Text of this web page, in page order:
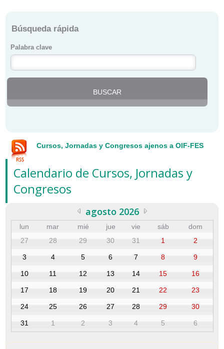
Búsqueda rápida
Palabra clave
Cursos, Jornadas y Congresos ajenos a OIF-FES
Calendario de Cursos, Jornadas y
Congresos
agosto 2026
lun mar mié jue vie sáb
dom
27
28 29 30 31 1 2
3 4 5 6 7 8 9
10 11 12 13 14 15 16
17 18 19 20 21 22 23
24 25 26 27 28 29 30
31 1 2 3 4 5 6